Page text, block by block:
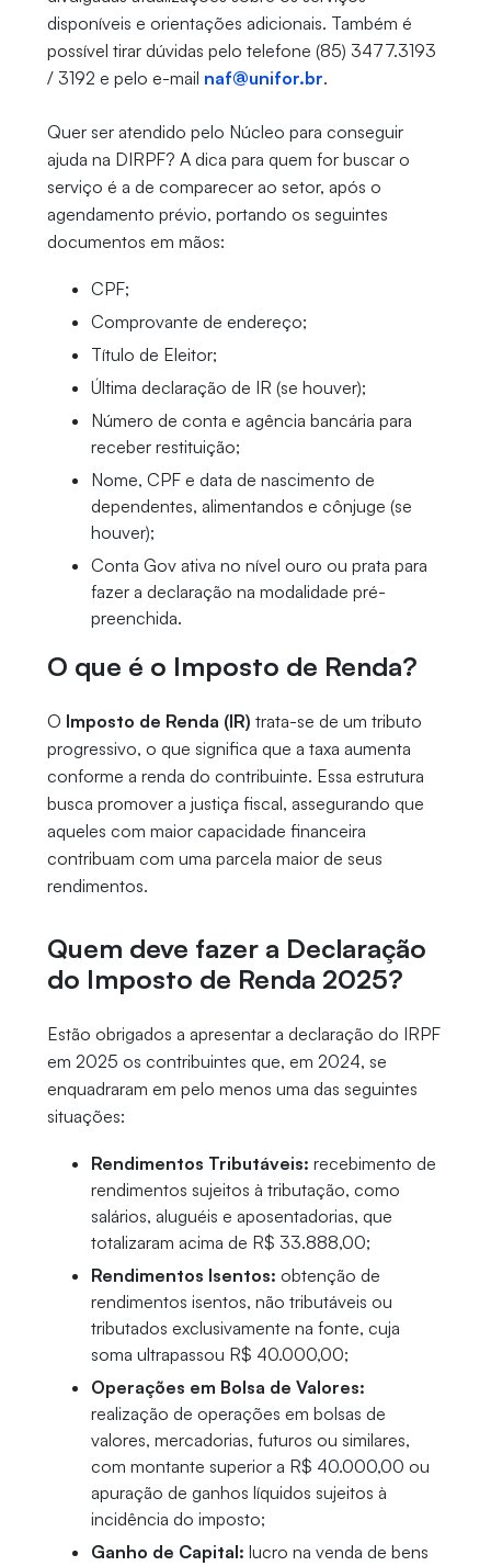
disponíveis e orientações adicionais. Também é
possível tirar dúvidas pelo telefone (85) 3477.3193
/ 3192 e pelo e-mail naf@unifor.br.
Quer ser atendido pelo Núcleo para conseguir
ajuda na DIRPF? A dica para quem for buscar o
serviço é a de comparecer ao setor, após o
agendamento prévio, portando os seguintes
documentos em mãos:
CPF;
Comprovante de endereço;
Título de Eleitor;
Última declaração de IR (se houver);
Número de conta e agência bancária para
receber restituição;
Nome, CPF e data de nascimento de
dependentes, alimentandos e cônjuge (se
houver);
Conta Gov ativa no nível ouro ou prata para
fazer a declaração na modalidade pré-
preenchida.
O que é o Imposto de Renda?
O Imposto de Renda (IR) trata-se de um tributo
progressivo, o que significa que a taxa aumenta
conforme a renda do contribuinte. Essa estrutura
busca promover a justiça fiscal, assegurando que
aqueles com maior capacidade financeira
contribuam com uma parcela maior de seus
rendimentos.
Quem deve fazer a Declaração
do Imposto de Renda 2025?
Estão obrigados a apresentar a declaração do IRPF
em 2025 os contribuintes que, em 2024, se
enquadraram em pelo menos uma das seguintes
situações:
Rendimentos Tributáveis: recebimento de
rendimentos sujeitos à tributação, como
salários, aluguéis e aposentadorias, que
totalizaram acima de R$ 33.888,00;
Rendimentos Isentos: obtenção de
rendimentos isentos, não tributáveis ou
tributados exclusivamente na fonte, cuja
soma ultrapassou R$ 40.000,00;
Operações em Bolsa de Valores:
realização de operações em bolsas de
valores, mercadorias, futuros ou similares,
com montante superior a R$ 40.000,00 ou
apuração de ganhos líquidos sujeitos à
incidência do imposto;
Ganho de Capital: lucro na venda de bens